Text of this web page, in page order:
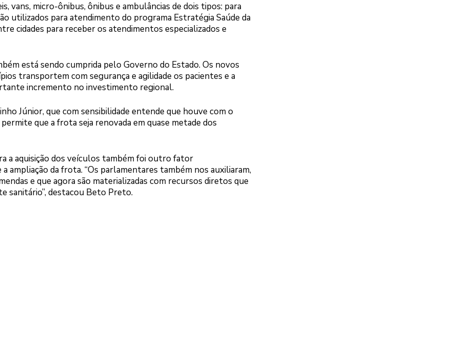
vans, micro-ônibus, ônibus e ambulâncias de dois tipos: para
utilizados para atendimento do programa Estratégia Saúde da
cidades para receber os atendimentos especializados e
está sendo cumprida pelo Governo do Estado. Os novos
transportem com segurança e agilidade os pacientes e a
incremento no investimento regional.
Júnior, que com sensibilidade entende que houve com o
que a frota seja renovada em quase metade dos
a aquisição dos veículos também foi outro fator
ampliação da frota. “Os parlamentares também nos auxiliaram,
e que agora são materializadas com recursos diretos que
sanitário”, destacou Beto Preto.